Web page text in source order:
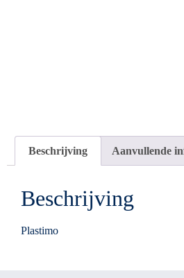
Beschrijving Aanvullende
Beschrijving
Plastimo